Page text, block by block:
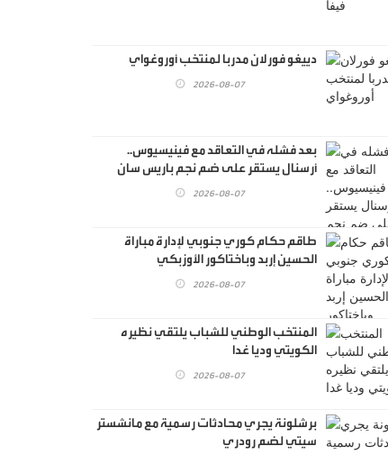
دييغو فورلان مدربا لمنتخب أوروغواي
2026-08-07
بعد فشله في التعاقد مع فينيسيوس..
أرسنال يستقر على ضم نجم باريس سان
2026-08-07
طاقم حكام كوري جنوبي لإدارة مباراة
الحسين إربد وباختاكور الأوزبكي
2026-08-07
المنتخب الوطني للشباب يلتقي نظيره
الكويتي وديا غدا
2026-08-07
برشلونة يجري محادثات رسمية مع مانشستر
سيتي لضم رودري